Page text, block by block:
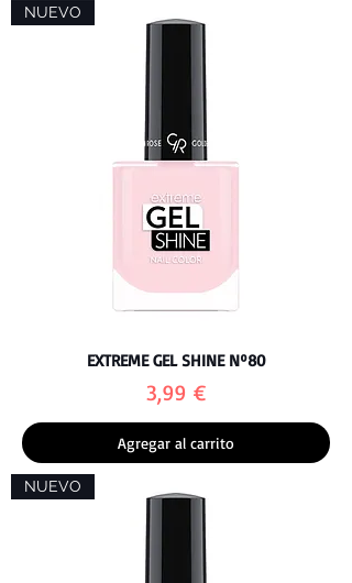
NUEVO
EXTREME GEL SHINE Nº80
Precio
3,99 €
Agregar al carrito
NUEVO